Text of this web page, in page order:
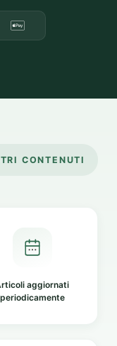
CONTENUTI
aggiornati
periodicamente